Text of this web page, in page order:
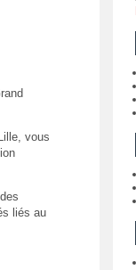
vous
liés au